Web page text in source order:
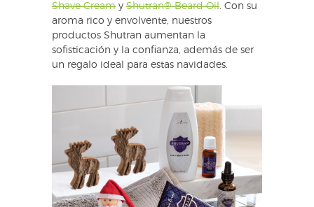
Shave Cream y Shutran® Beard Oil . Con su
aroma rico y envolvente, nuestros
productos Shutran aumentan la
sofisticación y la confianza, además de ser
un regalo ideal para estas navidades.